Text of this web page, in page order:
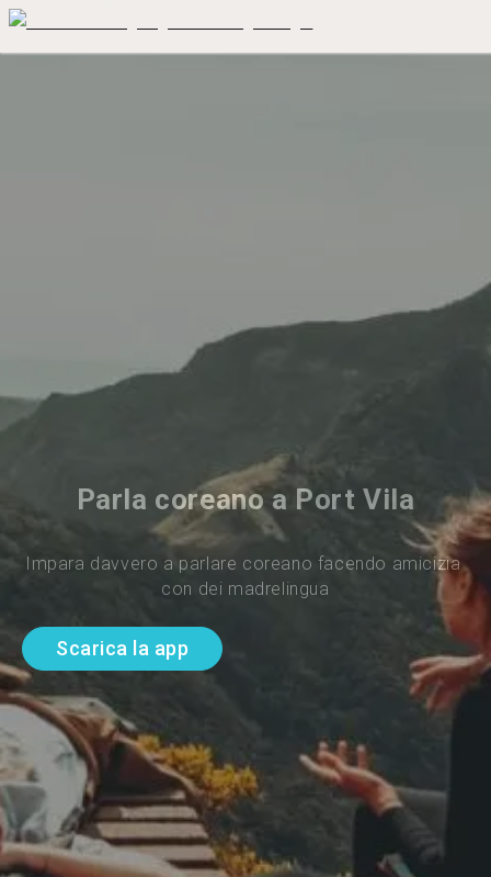
Parla coreano a Port Vila
Impara davvero a parlare coreano facendo amicizia
con dei madrelingua
Scarica la app